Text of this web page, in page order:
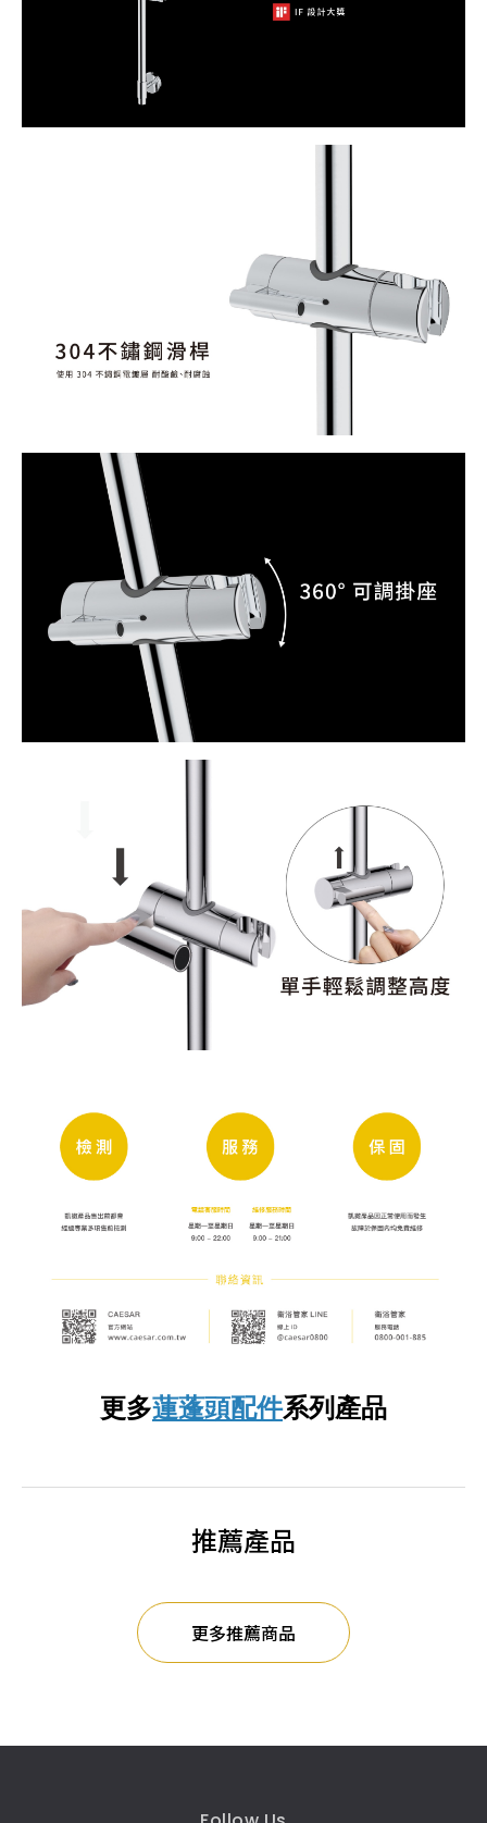
更多蓮蓬頭配件系列產品
推薦產品
更多推薦商品